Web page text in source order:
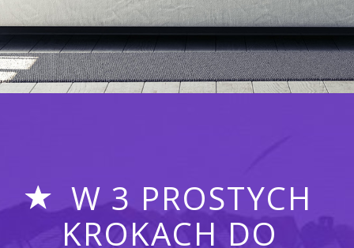
W 3 PROSTYCH
KROKACH DO